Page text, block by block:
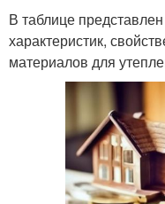
В таблице
характеристик,
материалов для